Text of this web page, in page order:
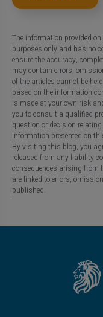
The information provided
purposes only and has no
ensure the accuracy,
may contain errors,
of the articles cannot be
based on the information
is made at your own risk
you to consult a qualified
question or decision
information presented on
By visiting this blog, you
released from any liability
consequences arising from
are linked to errors,
published.